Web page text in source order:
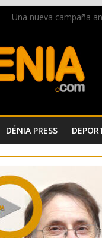
Una nueva campaña
La Entraeta Festera
El XII Festival de Jazz
Los Moros y
DÉNIA PRESS